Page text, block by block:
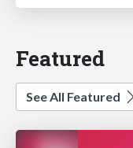
Featured
See All Featured